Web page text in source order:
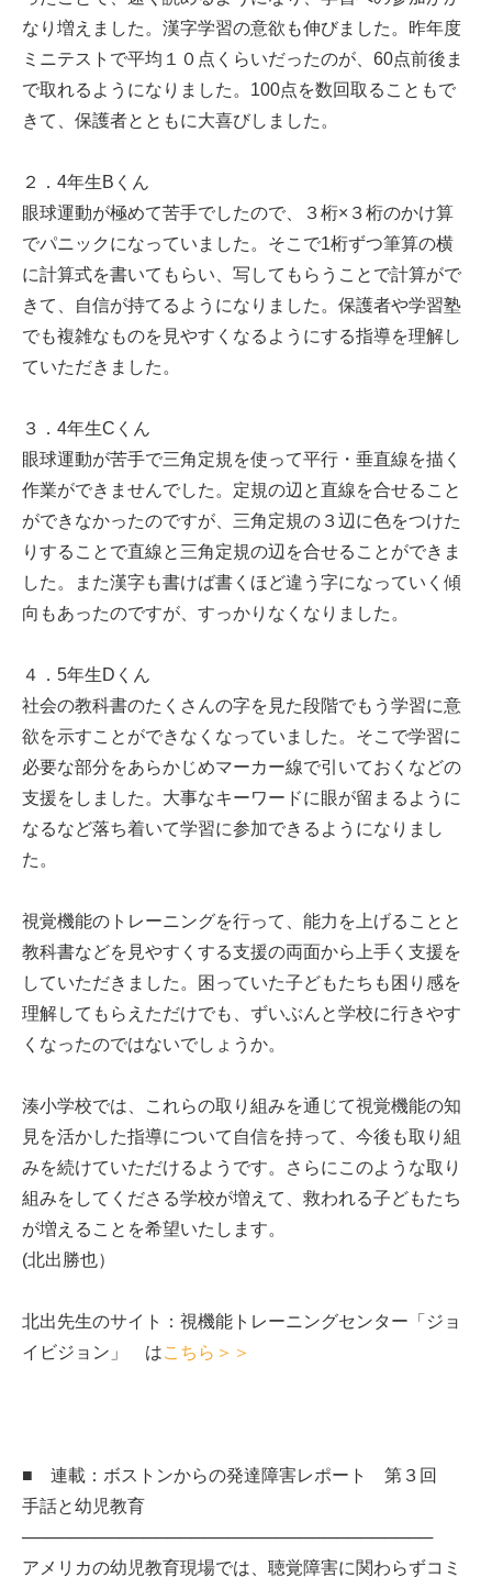
なり増えました。漢字学習の意欲も伸びました。昨年度
ミニテストで平均１０点くらいだったのが、60点前後ま
で取れるようになりました。100点を数回取ることもで
きて、保護者とともに大喜びしました。
２．4年生Bくん
眼球運動が極めて苦手でしたので、３桁×３桁のかけ算
でパニックになっていました。そこで1桁ずつ筆算の横
に計算式を書いてもらい、写してもらうことで計算がで
きて、自信が持てるようになりました。保護者や学習塾
でも複雑なものを見やすくなるようにする指導を理解し
ていただきました。
３．4年生Cくん
眼球運動が苦手で三角定規を使って平行・垂直線を描く
作業ができませんでした。定規の辺と直線を合せること
ができなかったのですが、三角定規の３辺に色をつけた
りすることで直線と三角定規の辺を合せることができま
した。また漢字も書けば書くほど違う字になっていく傾
向もあったのですが、すっかりなくなりました。
４．5年生Dくん
社会の教科書のたくさんの字を見た段階でもう学習に意
欲を示すことができなくなっていました。そこで学習に
必要な部分をあらかじめマーカー線で引いておくなどの
支援をしました。大事なキーワードに眼が留まるように
なるなど落ち着いて学習に参加できるようになりまし
た。
視覚機能のトレーニングを行って、能力を上げることと
教科書などを見やすくする支援の両面から上手く支援を
していただきました。困っていた子どもたちも困り感を
理解してもらえただけでも、ずいぶんと学校に行きやす
くなったのではないでしょうか。
湊小学校では、これらの取り組みを通じて視覚機能の知
見を活かした指導について自信を持って、今後も取り組
みを続けていただけるようです。さらにこのような取り
組みをしてくださる学校が増えて、救われる子どもたち
が増えることを希望いたします。
(北出勝也）
北出先生のサイト：視機能トレーニングセンター「ジョ
イビジョン」 はこちら＞＞
■ 連載：ボストンからの発達障害レポート 第３回
手話と幼児教育
──────────────────────────────────
アメリカの幼児教育現場では、聴覚障害に関わらずコミ